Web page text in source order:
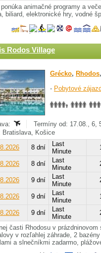
ponúka animačné programy a
biliard, elektronické hry, vodné
Rodos Village
Grécko, Rhodos,
- Pobytové
Termíny od: 17.08., 6,
Bratislava, Košice
8 dní
Last
Minute
8 dní
Last
Minute
9 dní
Last
Minute
9 dní
Last
Minute
9 dní
Last
Minute
časti Rhodosu v
v rozľahlej záhrade, 2
a slnečníkmi zadarmo,